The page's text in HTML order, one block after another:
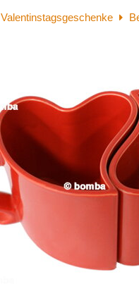
Valentinstagsgeschenke